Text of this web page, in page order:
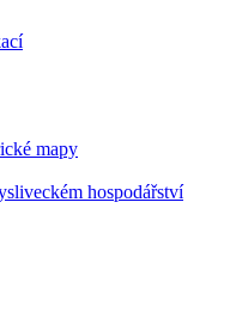
mapy
hospodářství